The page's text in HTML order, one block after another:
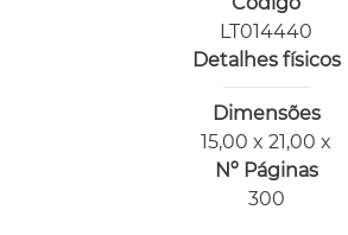
LT014440
Detalhes físicos
Dimensões
15,00 x 21,00 x
Nº Páginas
300